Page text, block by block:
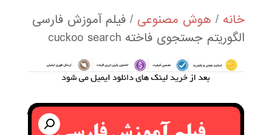
خانه / هوش مصنوعی / فیلم آموزش فارسی
الگوریتم جستجوی فاخته cuckoo search